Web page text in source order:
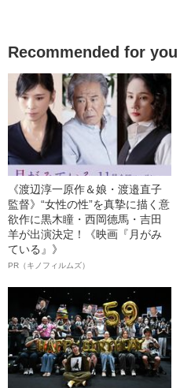
Recommended for you
《渡辺淳一原作＆娘・渡邉直子
監督》“女性の性”を真摯に描く意
欲作に黒木瞳・西岡德馬・吉田
羊が出演決定！《映画『月がみ
ている』》
PR（キノフィルムズ）